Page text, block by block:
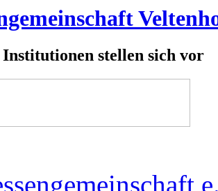
stellen sich vor